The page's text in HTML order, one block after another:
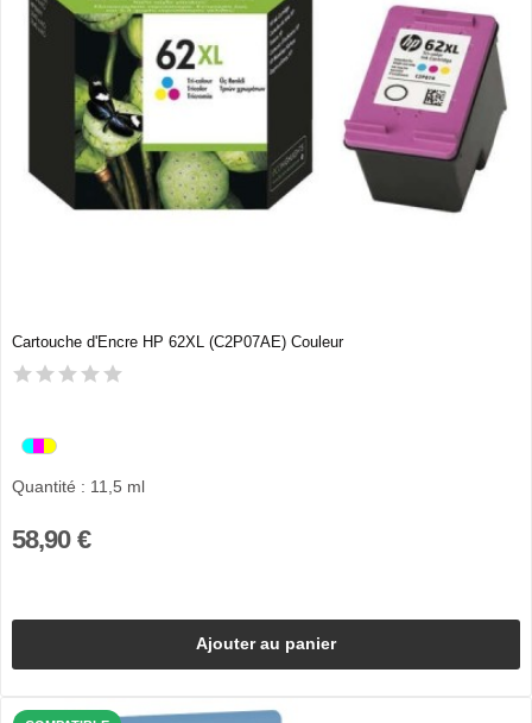
Cartouche d'Encre HP 62XL (C2P07AE) Couleur
Quantité : 11,5 ml
58,90 €
Ajouter au panier